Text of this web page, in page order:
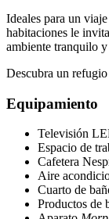
Ideales para un
habitaciones le
ambiente tranquilo y
Descubra un
Equipamiento
Televisión
Espacio de
Cafetera
Aire
Cuarto de
Productos de